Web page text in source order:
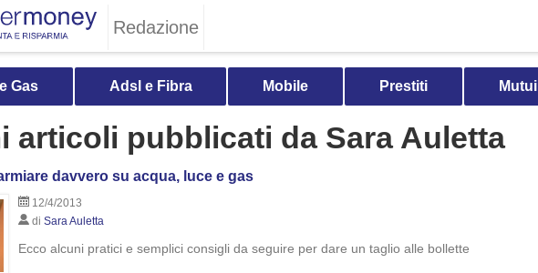
Redazione
Gas Adsl e Fibra Mobile Prestiti Mutui
articoli pubblicati da Sara Auletta
davvero su acqua, luce e gas
12/4/2013
di Sara Auletta
Ecco alcuni pratici e semplici consigli da seguire per dare un taglio alle bollette